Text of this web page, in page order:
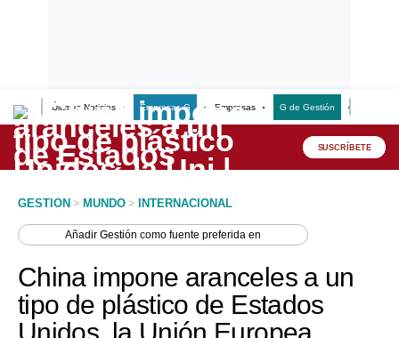
Últimas Noticias Empresas G Empresas G de Gestión
Lo último
Peru Quiosco
Economía
Mercados
SUSCRÍBETE
GESTION > MUNDO > INTERNACIONAL
AñadirGestión como fuente preferida en
China impone aranceles a un
tipo de plástico de Estados